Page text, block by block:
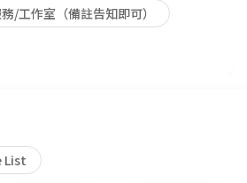
/工作室（備註告知即可）
List